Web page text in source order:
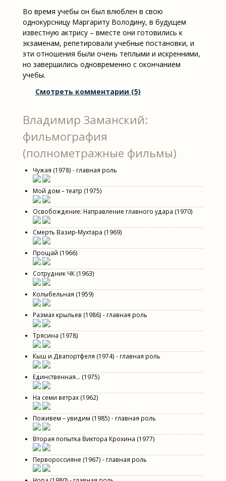
Во время учебы он был влюблен в свою
однокурсницу Маргариту Володину, в будущем
известную актрису – вместе они готовились к
экзаменам, репетировали учебные постановки, и
эти отношения были очень теплыми и искренними,
но завершились одновременно с окончанием
учебы.
Смотреть комментарии (5)
Владимир Заманский:
фильмография
(полнометражные фильмы)
Чужая (1978) - главная роль
Мой дом – театр (1975)
Освобождение: Направление главного удара (1970)
Смерть Вазир-Мухтара (1969)
Прощай (1966)
Сотрудник ЧК (1963)
Колыбельная (1959)
Размах крыльев (1986) - главная роль
Трясина (1978)
Кыш и Двапортфеля (1974) - главная роль
Единственная... (1975)
На семи ветрах (1962)
Поживем – увидим (1985) - главная роль
Вторая попытка Виктора Крохина (1977)
Первороссияне (1967) - главная роль